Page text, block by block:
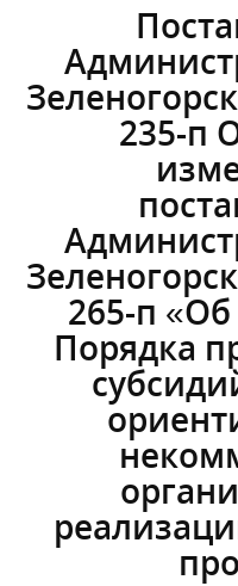
235-п
265-п
Порядка